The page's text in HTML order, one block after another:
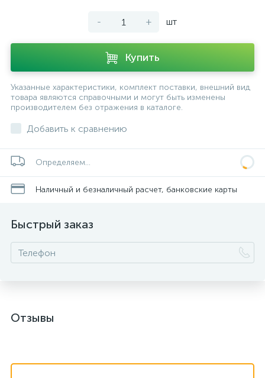
- + шт
Купить
Указанные характеристики, комплект поставки, внешний вид
товара являются справочными и могут быть изменены
производителем без отражения в каталоге.
Добавить к сравнению
Определяем...
Наличный и безналичный расчет, банковские карты
Быстрый заказ
Отзывы